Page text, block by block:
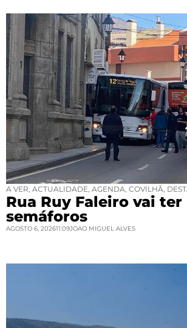
A VER, ACTUALIDADE, AGENDA, COVILHÃ,
Rua Ruy Faleiro vai ter
semáforos
AGOSTO 6, 202611:09JOAO MIGUEL ALVES